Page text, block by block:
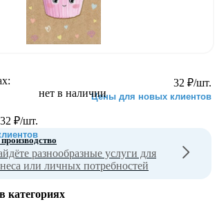
32 ₽/шт.
Цены для новых клиентов
нет в наличии
32 ₽/шт.
разнообразные услуги для
или личных потребностей
категориях